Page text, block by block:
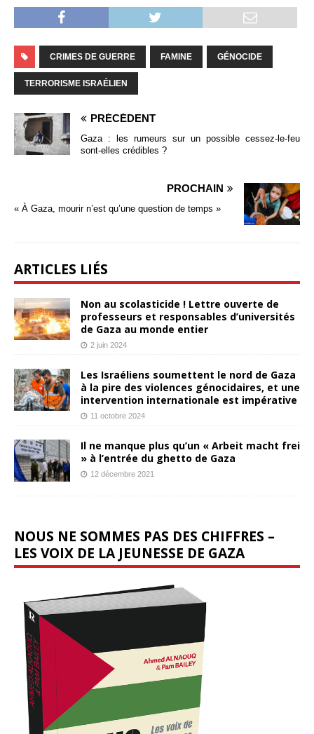
CRIMES DE GUERRE FAMINE GÉNOCIDE
TERRORISME ISRAÉLIEN
PRÉCÉDENT
Gaza : les rumeurs sur un possible cessez-le-feu
sont-elles crédibles ?
PROCHAIN
« À Gaza, mourir n’est qu’une question de temps »
ARTICLES LIÉS
Non au scolasticide ! Lettre ouverte de
professeurs et responsables d’universités
de Gaza au monde entier
2 juin 2024
Les Israéliens soumettent le nord de Gaza
à la pire des violences génocidaires, et une
intervention internationale est impérative
11 octobre 2024
Il ne manque plus qu’un « Arbeit macht frei
» à l’entrée du ghetto de Gaza
12 décembre 2021
NOUS NE SOMMES PAS DES CHIFFRES –
LES VOIX DE LA JEUNESSE DE GAZA